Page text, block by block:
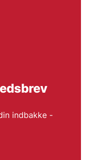
indbakke -